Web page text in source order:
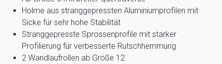
Holme aus stranggepressten Aluminiumprofilen mit
Sicke für sehr hohe Stabilität
Stranggepresste Sprossenprofile mit starker
Profilierung für verbesserte Rutschhemmung
2 Wandlaufrollen ab Größe 12